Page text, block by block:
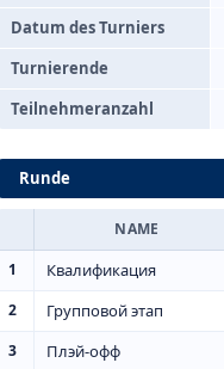
Datum des Turniers
Turnierende
Teilnehmeranzahl
Runde
NAME
1
Квалификация
2 Групповой этап
3 Плэй-офф